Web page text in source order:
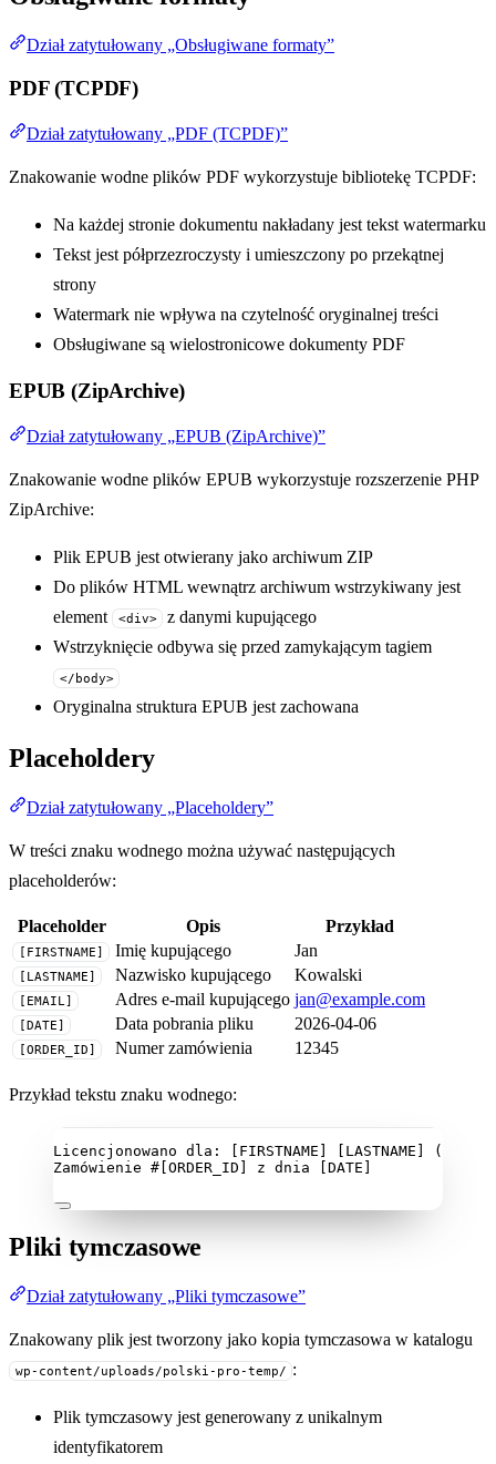
Dział zatytułowany „Obsługiwane formaty”
PDF (TCPDF)
Dział zatytułowany „PDF (TCPDF)”
Znakowanie wodne plików PDF wykorzystuje bibliotekę TCPDF:
Na każdej stronie dokumentu nakładany jest tekst watermarku
Tekst jest półprzezroczysty i umieszczony po przekątnej
strony
Watermark nie wpływa na czytelność oryginalnej treści
Obsługiwane są wielostronicowe dokumenty PDF
EPUB (ZipArchive)
Dział zatytułowany „EPUB (ZipArchive)”
Znakowanie wodne plików EPUB wykorzystuje rozszerzenie PHP
ZipArchive:
Plik EPUB jest otwierany jako archiwum ZIP
Do plików HTML wewnątrz archiwum wstrzykiwany jest
element
<div>
z danymi kupującego
Wstrzyknięcie odbywa się przed zamykającym tagiem
</body>
Oryginalna struktura EPUB jest zachowana
Placeholdery
Dział zatytułowany „Placeholdery”
W treści znaku wodnego można używać następujących
placeholderów:
Placeholder Opis Przykład
[FIRSTNAME] Imię kupującego Jan
[LASTNAME] Nazwisko kupującego Kowalski
[EMAIL] Adres e-mail kupującego jan@example.com
[DATE] Data pobrania pliku 2026-04-06
[ORDER_ID] Numer zamówienia 12345
Przykład tekstu znaku wodnego:
Licencjonowano dla: [FIRSTNAME] [LASTNAME]
Zamówienie #[ORDER_ID] z dnia [DATE]
Pliki tymczasowe
Dział zatytułowany „Pliki tymczasowe”
Znakowany plik jest tworzony jako kopia tymczasowa w katalogu
wp-content/uploads/polski-pro-temp/ :
Plik tymczasowy jest generowany z unikalnym
identyfikatorem